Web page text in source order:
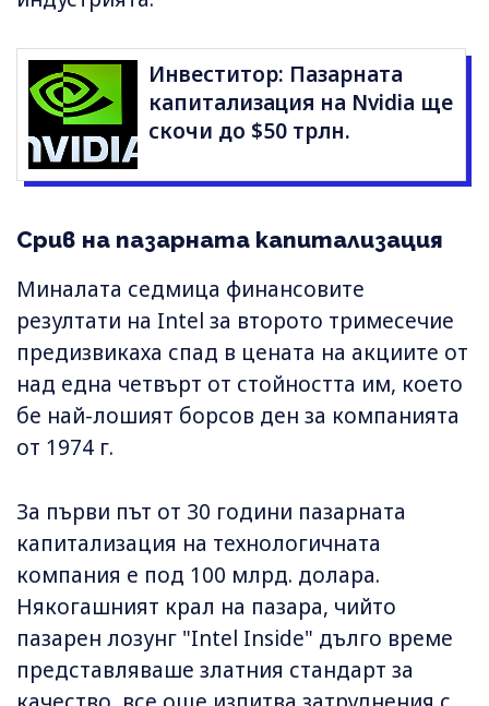
Инвеститор: Пазарната
капитализация на Nvidia ще
скочи до $50 трлн.
Срив на пазарната капитализация
Миналата седмица финансовите
резултати на Intel за второто тримесечие
предизвикаха спад в цената на акциите от
над една четвърт от стойността им, което
бе най-лошият борсов ден за компанията
от 1974 г.
За първи път от 30 години пазарната
капитализация на технологичната
компания е под 100 млрд. долара.
Някогашният крал на пазара, чийто
пазарен лозунг "Intel Inside" дълго време
представляваше златния стандарт за